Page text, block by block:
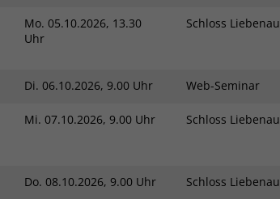
Mo. 05.10.2026, 13.30
Uhr
Schloss Liebenau
Di. 06.10.2026, 9.00 Uhr Web-Seminar
Mi. 07.10.2026, 9.00 Uhr Schloss Liebenau
Do. 08.10.2026, 9.00 Uhr Schloss Liebenau